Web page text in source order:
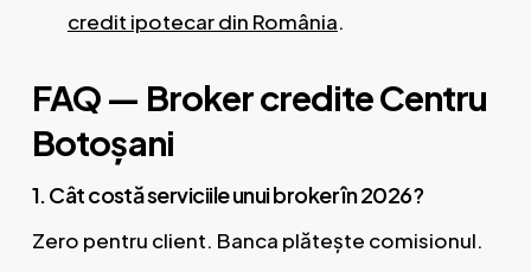
credit ipotecar din România.
FAQ — Broker credite Centru
Botoșani
1. Cât costă serviciile unui broker în 2026?
Zero pentru client. Banca plătește comisionul.